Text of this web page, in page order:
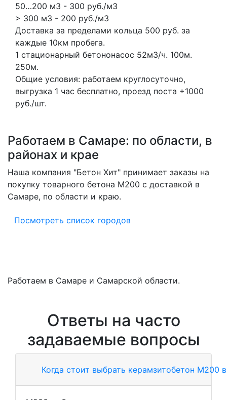
50…200 м3 - 300 руб./м3
> 300 м3 - 200 руб./м3
Доставка за пределами кольца 500 руб. за
каждые 10км пробега.
1 стационарный бетононасос 52м3/ч. 100м.
250м.
Общие условия: работаем круглосуточно,
выгрузка 1 час бесплатно, проезд поста +1000
руб./шт.
Работаем в Самаре: по области, в
районах и крае
Наша компания "Бетон Хит" принимает заказы на
покупку товарного бетона M200 с доставкой в
Самаре, по области и краю.
Посмотреть список городов
Работаем в Самаре и Самарской области.
Ответы на часто
задаваемые вопросы
Когда стоит выбрать керамзитобетон М200